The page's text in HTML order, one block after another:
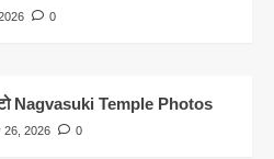
0
Nagvasuki Temple Photos
26, 2026 0